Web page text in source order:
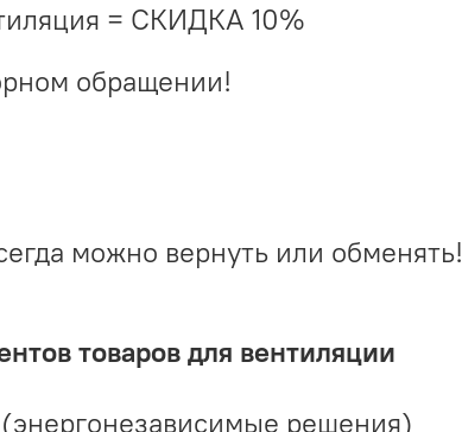
= СКИДКА 10%
обращении!
можно вернуть или обменять!
товаров для вентиляции
решения)